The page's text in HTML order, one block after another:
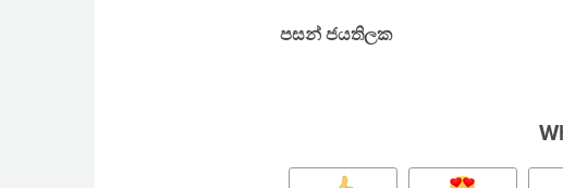
පසන් ජයතිලක